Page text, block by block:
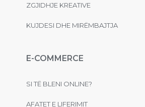
ZGJIDHJE KREATIVE
KUJDESI DHE MIRËMBAJTJA
E-COMMERCE
SI TË BLENI ONLINE?
AFATET E LIFERIMIT